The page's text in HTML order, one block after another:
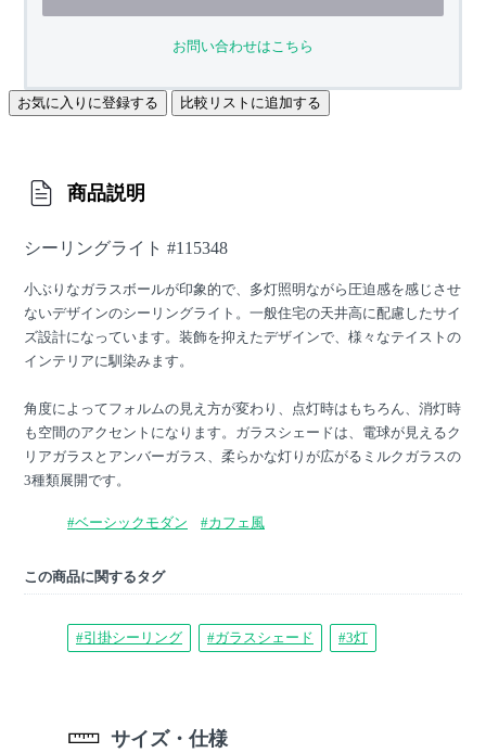
お問い合わせはこちら
お気に入りに登録する 比較リストに追加する
商品説明
シーリングライト #115348
小ぶりなガラスボールが印象的で、多灯照明ながら圧迫感を感じさせ
ないデザインのシーリングライト。一般住宅の天井高に配慮したサイ
ズ設計になっています。装飾を抑えたデザインで、様々なテイストの
インテリアに馴染みます。
角度によってフォルムの見え方が変わり、点灯時はもちろん、消灯時
も空間のアクセントになります。ガラスシェードは、電球が見えるク
リアガラスとアンバーガラス、柔らかな灯りが広がるミルクガラスの
3種類展開です。
#ベーシックモダン #カフェ風
この商品に関するタグ
#引掛シーリング #ガラスシェード #3灯
サイズ・仕様